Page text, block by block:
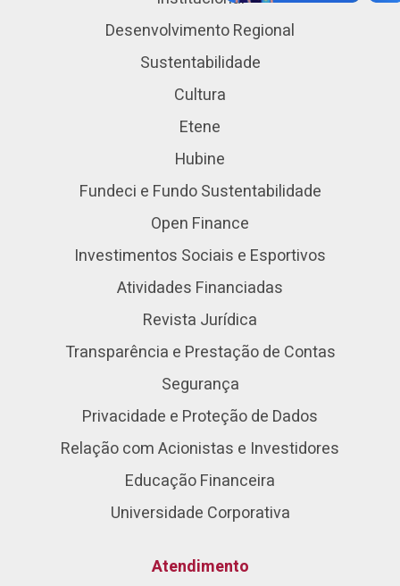
Desenvolvimento Regional
Sustentabilidade
Cultura
Etene
Hubine
Fundeci e Fundo Sustentabilidade
Open Finance
Investimentos Sociais e Esportivos
Atividades Financiadas
Revista Jurídica
Transparência e Prestação de Contas
Segurança
Privacidade e Proteção de Dados
Relação com Acionistas e Investidores
Educação Financeira
Universidade Corporativa
Atendimento